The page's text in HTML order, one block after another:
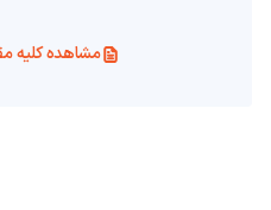
مشاهده کلیه